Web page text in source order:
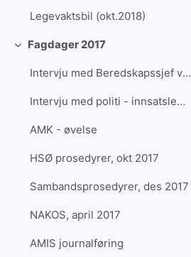
Legevaktsbil (okt.2018)
Einklappen
Fagdager 2017
Intervju med Beredskapssjef ved SiV
Intervju med politi - innsatsleder
AMK - øvelse
HSØ prosedyrer, okt 2017
Sambandsprosedyrer, des 2017
NAKOS, april 2017
AMIS journalføring